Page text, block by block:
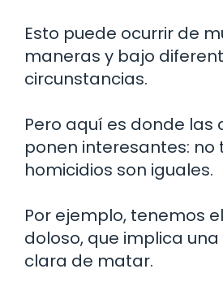
Esto puede ocurrir de
maneras y bajo
circunstancias.
Pero aquí es donde las
ponen interesantes: no
homicidios son iguales.
Por ejemplo, tenemos
doloso, que implica
clara de matar.